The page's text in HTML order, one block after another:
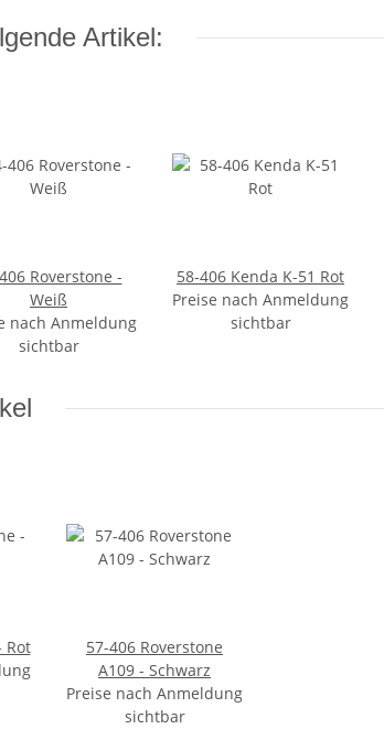
Artikel:
Roverstone -
Weiß
nach Anmeldung
sichtbar
58-406 Kenda K-51 Rot
Preise nach Anmeldung
sichtbar
Rot
57-406 Roverstone
A109 - Schwarz
Preise nach Anmeldung
sichtbar